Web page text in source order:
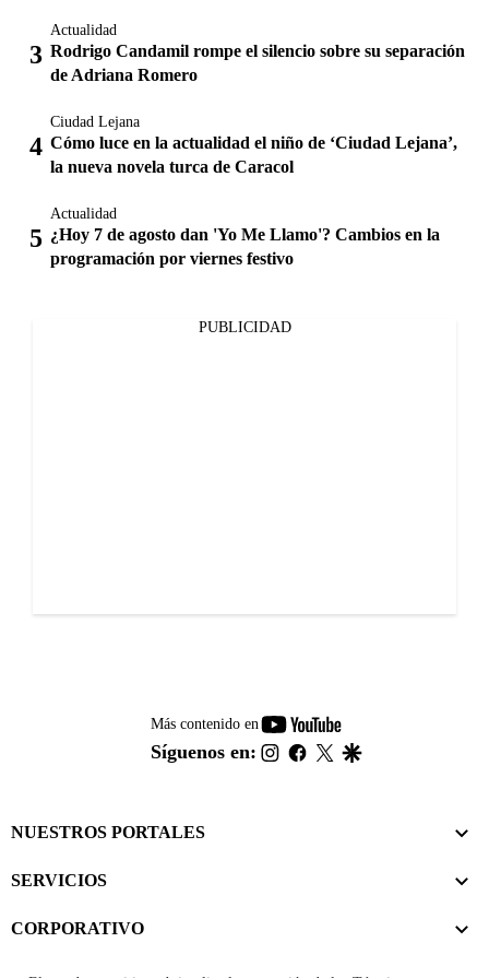
Actualidad
Rodrigo Candamil rompe el silencio sobre su separación
de Adriana Romero
Ciudad Lejana
Cómo luce en la actualidad el niño de ‘Ciudad Lejana’,
la nueva novela turca de Caracol
Actualidad
¿Hoy 7 de agosto dan 'Yo Me Llamo'? Cambios en la
programación por viernes festivo
PUBLICIDAD
Más contenido en
youtube-
footer
Síguenos en: instagram
facebook
twitter
NUESTROS PORTALES
SERVICIOS
CORPORATIVO